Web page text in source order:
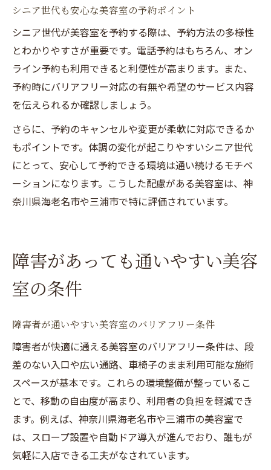
シニア世代も安心な美容室の予約ポイント
シニア世代が美容室を予約する際は、予約方法の多様性
とわかりやすさが重要です。電話予約はもちろん、オン
ライン予約も利用できると利便性が高まります。また、
予約時にバリアフリー対応の有無や希望のサービス内容
を伝えられるか確認しましょう。
さらに、予約のキャンセルや変更が柔軟に対応できるか
もポイントです。体調の変化が起こりやすいシニア世代
にとって、安心して予約できる環境は通い続けるモチベ
ーションになります。こうした配慮がある美容室は、神
奈川県海老名市や三浦市で特に評価されています。
障害があっても通いやすい美容
室の条件
障害者が通いやすい美容室のバリアフリー条件
障害者が快適に通える美容室のバリアフリー条件は、段
差のない入口や広い通路、車椅子のまま利用可能な施術
スペースが基本です。これらの環境整備が整っているこ
とで、移動の自由度が高まり、利用者の負担を軽減でき
ます。例えば、神奈川県海老名市や三浦市の美容室で
は、スロープ設置や自動ドア導入が進んでおり、誰もが
気軽に入店できる工夫がなされています。